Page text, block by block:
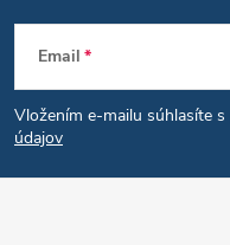
Z
á
p
Email
Vložením e-mailu súhlasíte s
údajov